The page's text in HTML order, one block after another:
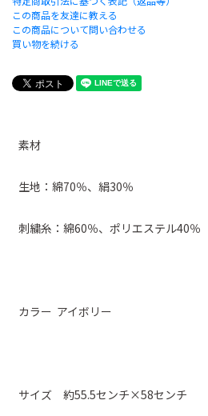
この商品を友達に教える
この商品について問い合わせる
買い物を続ける
素材
生地：綿70％、絹30％
刺繍糸：綿60％、ポリエステル40％
カラー アイボリー
サイズ 約55.5センチ×58センチ